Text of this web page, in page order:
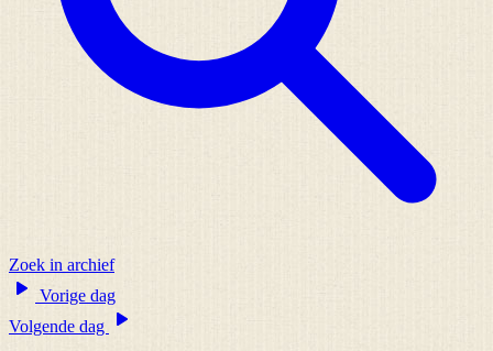
Zoek in archief
Vorige dag
Volgende dag